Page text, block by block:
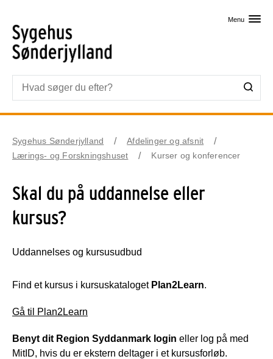
Menu
Sygehus Sønderjylland
Afdelinger og afsnit
Lærings- og Forskningshuset
Kurser og konferencer
Skal du på uddannelse eller
kursus?
Uddannelses og kursusudbud
Find et kursus i kursuskataloget Plan2Learn.
Gå til Plan2Learn
Benyt dit Region Syddanmark login eller log på med
MitID, hvis du er ekstern deltager i et kursusforløb.